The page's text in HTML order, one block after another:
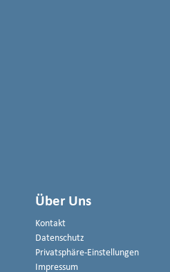
Über Uns
Kontakt
Datenschutz
Privatsphäre-Einstellungen
Impressum